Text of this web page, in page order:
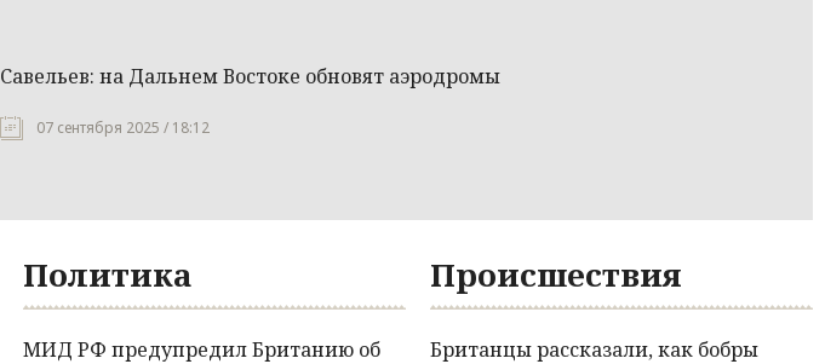
Савельев: на Дальнем Востоке обновят аэродромы
07 сентября 2025 / 18:12
Политика
МИД РФ предупредил Британию об
Происшествия
Британцы рассказали, как бобры